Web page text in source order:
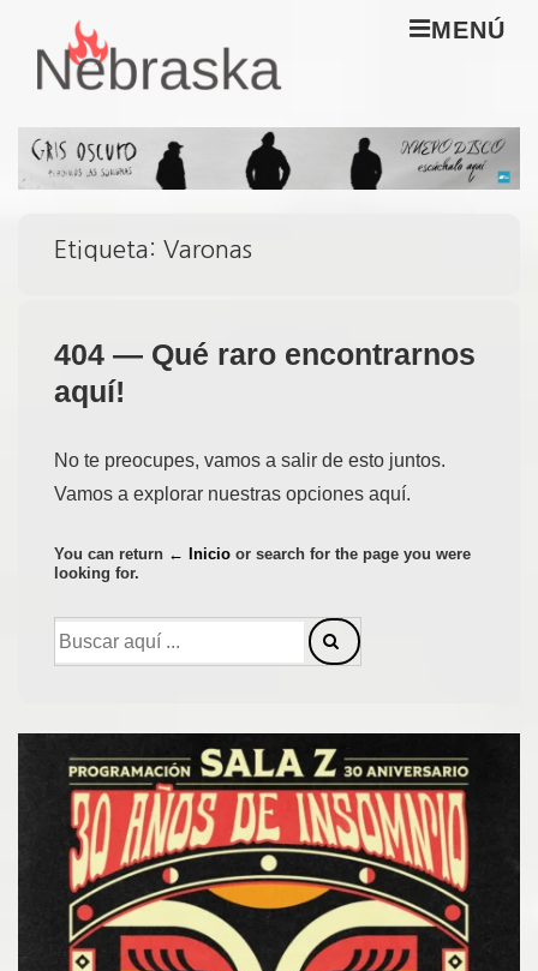
Saltar
principalprincipal
MENÚ
Etiqueta: Varonas
404 — Qué raro encontrarnos
aquí!
No te preocupes, vamos a salir de esto juntos.
Vamos a explorar nuestras opciones aquí.
You can return ← Inicio or search for the page you were
looking for.
Buscar
por: